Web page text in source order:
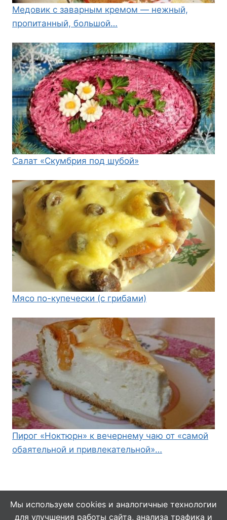
Медовик с заварным кремом — нежный,
пропитанный, большой…
Салат «Скумбрия под шубой»
Мясо по-купечески (с грибами)
Пирог «Ноктюрн» к вечернему чаю от «самой
обаятельной и привлекательной»…
Мы используем cookies и аналогичные технологии
для улучшения работы сайта, анализа трафика и